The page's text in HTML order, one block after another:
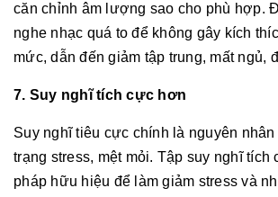
căn chỉnh âm lượng sao cho phù hợp.
nghe nhạc quá to để không gây kích
mức, dẫn đến giảm tập trung, mất ngủ,
7. Suy nghĩ tích cực hơn
Suy nghĩ tiêu cực chính là nguyên
trạng stress, mệt mỏi. Tập suy nghĩ tích
pháp hữu hiệu để làm giảm stress và